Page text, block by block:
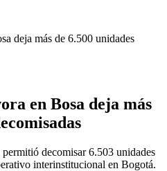
en Bosa deja más
decomisar 6.503 unidades
interinstitucional en Bogotá.